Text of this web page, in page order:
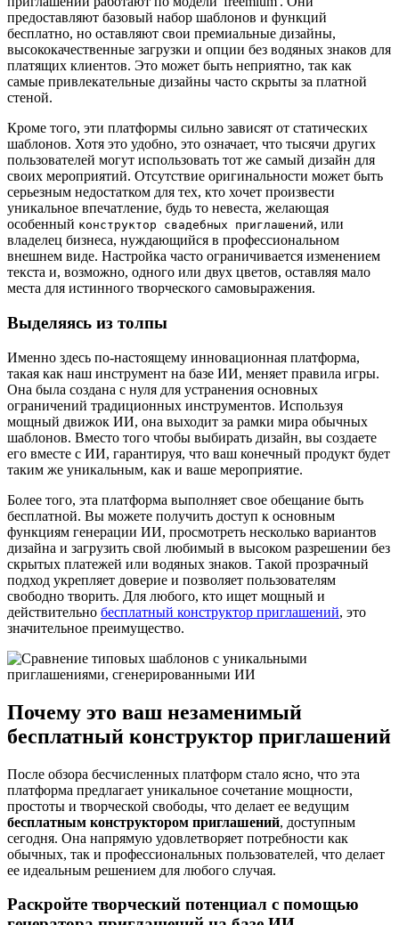
предоставляют базовый набор шаблонов и функций
бесплатно, но оставляют свои премиальные дизайны,
высококачественные загрузки и опции без водяных знаков для
платящих клиентов. Это может быть неприятно, так как
самые привлекательные дизайны часто скрыты за платной
стеной.
Кроме того, эти платформы сильно зависят от статических
шаблонов. Хотя это удобно, это означает, что тысячи других
пользователей могут использовать тот же самый дизайн для
своих мероприятий. Отсутствие оригинальности может быть
серьезным недостатком для тех, кто хочет произвести
уникальное впечатление, будь то невеста, желающая
особенный конструктор свадебных приглашений, или
владелец бизнеса, нуждающийся в профессиональном
внешнем виде. Настройка часто ограничивается изменением
текста и, возможно, одного или двух цветов, оставляя мало
места для истинного творческого самовыражения.
Выделяясь из толпы
Именно здесь по-настоящему инновационная платформа,
такая как наш инструмент на базе ИИ, меняет правила игры.
Она была создана с нуля для устранения основных
ограничений традиционных инструментов. Используя
мощный движок ИИ, она выходит за рамки мира обычных
шаблонов. Вместо того чтобы выбирать дизайн, вы создаете
его вместе с ИИ, гарантируя, что ваш конечный продукт будет
таким же уникальным, как и ваше мероприятие.
Более того, эта платформа выполняет свое обещание быть
бесплатной. Вы можете получить доступ к основным
функциям генерации ИИ, просмотреть несколько вариантов
дизайна и загрузить свой любимый в высоком разрешении без
скрытых платежей или водяных знаков. Такой прозрачный
подход укрепляет доверие и позволяет пользователям
свободно творить. Для любого, кто ищет мощный и
действительно бесплатный конструктор приглашений, это
значительное преимущество.
Почему это ваш незаменимый
бесплатный конструктор приглашений
После обзора бесчисленных платформ стало ясно, что эта
платформа предлагает уникальное сочетание мощности,
простоты и творческой свободы, что делает ее ведущим
бесплатным конструктором приглашений, доступным
сегодня. Она напрямую удовлетворяет потребности как
обычных, так и профессиональных пользователей, что делает
ее идеальным решением для любого случая.
Раскройте творческий потенциал с помощью